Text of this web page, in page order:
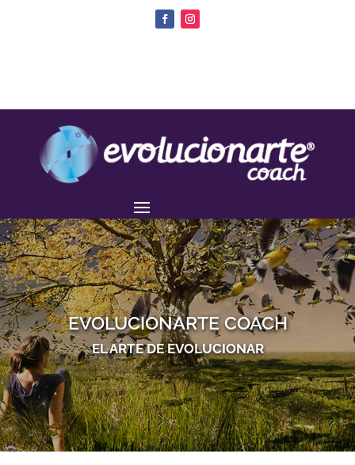
EVOLUCIONARTE COACH
EL ARTE DE EVOLUCIONAR